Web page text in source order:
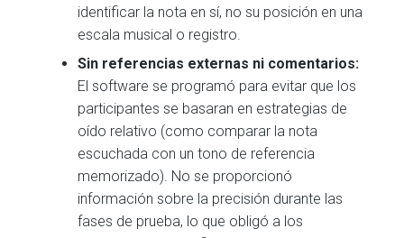
identificar la nota en sí, no su posición en una
escala musical o registro.
Sin referencias externas ni comentarios:
El software se programó para evitar que los
participantes se basaran en estrategias de
oído relativo (como comparar la nota
escuchada con un tono de referencia
memorizado). No se proporcionó
información sobre la precisión durante las
fases de prueba, lo que obligó a los